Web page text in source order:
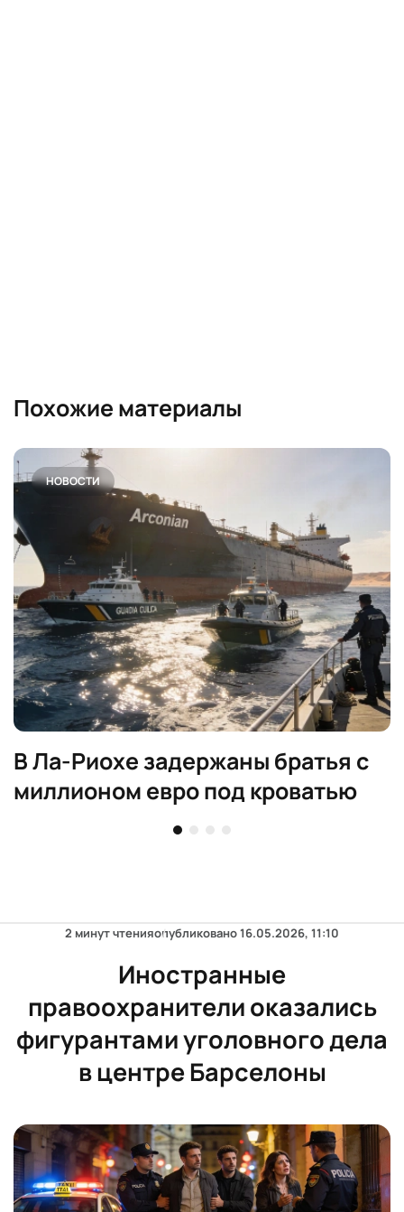
Похожие материалы
НОВОСТИ
В Ла-Риохе задержаны братья с
миллионом евро под кроватью
2 минут чтенияопубликовано16.05.2026, 11:10
Иностранные
правоохранители оказались
фигурантами уголовного дела
в центре Барселоны